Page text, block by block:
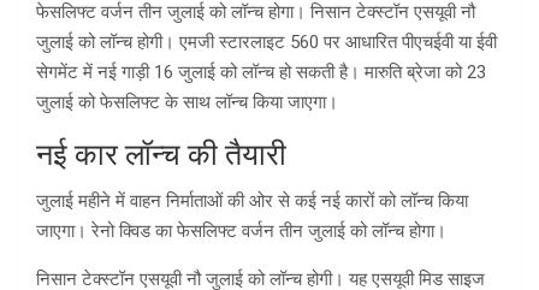
फेसलिफ्ट वर्जन तीन जुलाई को लॉन्च होगा। निसान टेक्स्टॉन एसयूवी नौ
जुलाई को लॉन्च होगी। एमजी स्टारलाइट 560 पर आधारित पीएचईवी या ईवी
सेगमेंट में नई गाड़ी 16 जुलाई को लॉन्च हो सकती है। मारुति ब्रेजा को 23
जुलाई को फेसलिफ्ट के साथ लॉन्च किया जाएगा।
नई कार लॉन्च की तैयारी
जुलाई महीने में वाहन निर्माताओं की ओर से कई नई कारों को लॉन्च किया
जाएगा। रेनो क्विड का फेसलिफ्ट वर्जन तीन जुलाई को लॉन्च होगा।
निसान टेक्स्टॉन एसयूवी नौ जुलाई को लॉन्च होगी। यह एसयूवी मिड साइज